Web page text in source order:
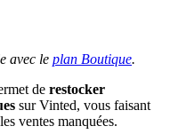
avec le plan Boutique.
de restocker
sur Vinted, vous faisant
ventes manquées.